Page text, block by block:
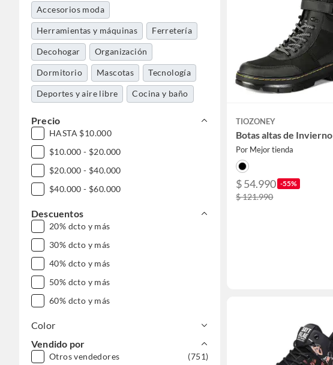
Accesorios moda
Herramientas y máquinas Ferretería
Decohogar Organización
Dormitorio Mascotas Tecnología
Deportes y aire libre Cocina y baño
Precio
HASTA $10.000
$10.000 - $20.000
$20.000 - $40.000
$40.000 - $60.000
Descuentos
20% dcto y más
30% dcto y más
40% dcto y más
50% dcto y más
60% dcto y más
Color
Vendido por
Otros vendedores (751)
TIOZONEY
Botas altas de Invierno
Por Mejor tienda
$ 54.990 -55%
$ 121.990